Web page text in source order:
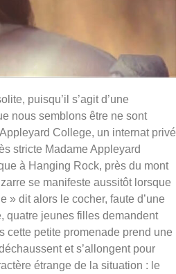
puisqu’il s’agit d’une
nous semblons être ne sont
College, un internat privé
stricte Madame Appleyard
à Hanging Rock, près du mont
se manifeste aussitôt lorsque
» dit alors le cocher, faute d’une
quatre jeunes filles demandent
cette petite promenade prend une
et s’allongent pour
étrange de la situation : le